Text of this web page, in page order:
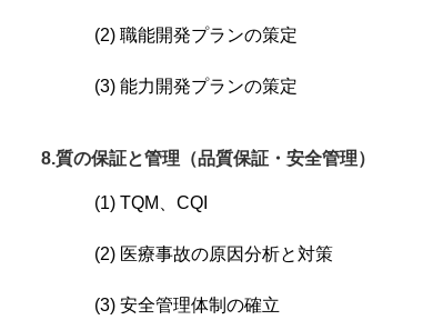
(2) 職能開発プランの策定
(3) 能力開発プランの策定
8.質の保証と管理（品質保証・安全管理）
(1) TQM、CQI
(2) 医療事故の原因分析と対策
(3) 安全管理体制の確立